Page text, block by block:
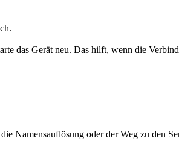
das Gerät neu. Das hilft, wenn die
Namensauflösung oder der Weg zu den